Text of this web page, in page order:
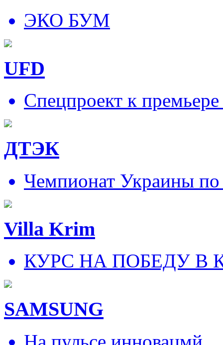
ЭКО БУМ
UFD
Спецпроект к
ДТЭК
Чемпионат Украины
Villa Krim
КУРС НА ПОБЕДУ В
SAMSUNG